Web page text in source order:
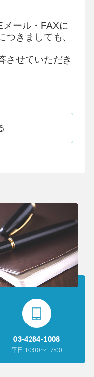
ール・FAXに
つきましても、
させていただき
03-4284-1008
平日 10:00〜17:00